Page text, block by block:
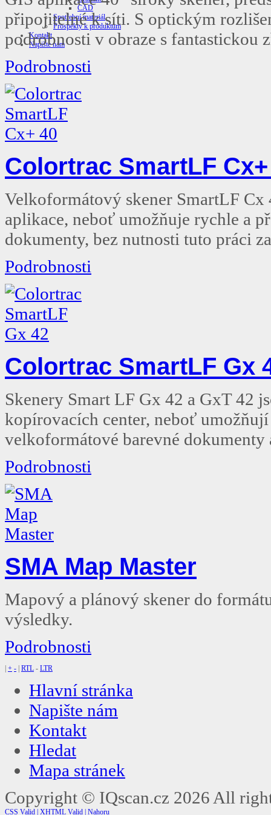
CAD
Spotřební materiál
Prospekty k produktům
Kontakt
Napište nám
připojitelné k síti. S optickým
podrobnosti v obraze s fantastickou
Podrobnosti
Colortrac SmartLF
Velkoformátový skener SmartLF
aplikace, neboť umožňuje rychle a
dokumenty, bez nutnosti tuto práci
Podrobnosti
Colortrac SmartLF Gx
Skenery Smart LF Gx 42 a GxT 42
kopírovacích center, neboť
velkoformátové barevné dokumenty
Podrobnosti
SMA Map Master
Mapový a plánový skener do
výsledky.
Podrobnosti
| + - | RTL - LTR
Hlavní stránka
Napište nám
Kontakt
Hledat
Mapa stránek
Copyright © IQscan.cz 2026 All
CSS Valid | XHTML Valid | Nahoru